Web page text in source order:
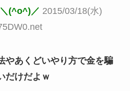
(^o^)／ 2015/03/18(水)
やあくどいやり方で金を騙
だけだよｗ